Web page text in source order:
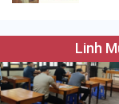
Linh